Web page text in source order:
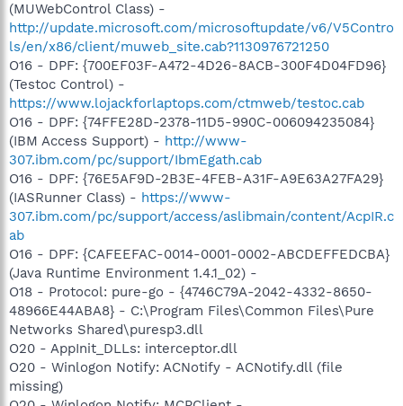
(MUWebControl Class) -
http://update.microsoft.com/microsoftupdate/v6/V5Contro
ls/en/x86/client/muweb_site.cab?1130976721250
O16 - DPF: {700EF03F-A472-4D26-8ACB-300F4D04FD96}
(Testoc Control) -
https://www.lojackforlaptops.com/ctmweb/testoc.cab
O16 - DPF: {74FFE28D-2378-11D5-990C-006094235084}
(IBM Access Support) - http://www-
307.ibm.com/pc/support/IbmEgath.cab
O16 - DPF: {76E5AF9D-2B3E-4FEB-A31F-A9E63A27FA29}
(IASRunner Class) - https://www-
307.ibm.com/pc/support/access/aslibmain/content/AcpIR.c
ab
O16 - DPF: {CAFEEFAC-0014-0001-0002-ABCDEFFEDCBA}
(Java Runtime Environment 1.4.1_02) -
O18 - Protocol: pure-go - {4746C79A-2042-4332-8650-
48966E44ABA8} - C:\Program Files\Common Files\Pure
Networks Shared\puresp3.dll
O20 - AppInit_DLLs: interceptor.dll
O20 - Winlogon Notify: ACNotify - ACNotify.dll (file
missing)